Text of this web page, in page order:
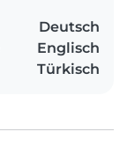
Deutsch
Englisch
Türkisch